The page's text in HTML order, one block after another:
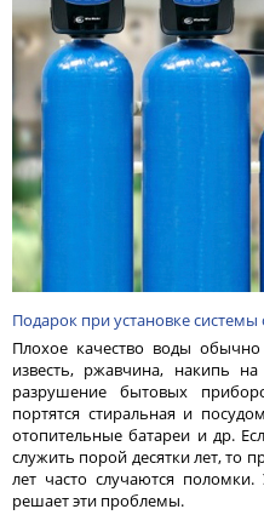
Подарок при установке системы
Плохое качество воды
известь, ржавчина, накипь
разрушение бытовых
портятся стиральная и
отопительные батареи и др.
служить порой десятки лет, то
лет часто случаются
решает эти проблемы.